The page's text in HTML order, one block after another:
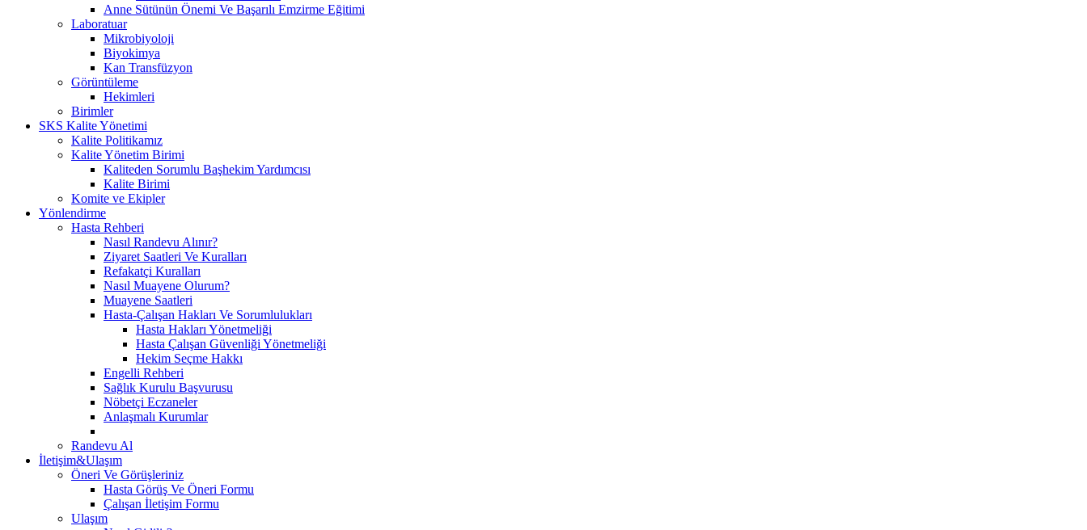
Anne Sütünün Önemi Ve Başarılı Emzirme Eğitimi
Laboratuar
Mikrobiyoloji
Biyokimya
Kan Transfüzyon
Görüntüleme
Hekimleri
Birimler
SKS Kalite Yönetimi
Kalite Politikamız
Kalite Yönetim Birimi
Kaliteden Sorumlu Başhekim Yardımcısı
Kalite Birimi
Komite ve Ekipler
Yönlendirme
Hasta Rehberi
Nasıl Randevu Alınır?
Ziyaret Saatleri Ve Kuralları
Refakatçi Kuralları
Nasıl Muayene Olurum?
Muayene Saatleri
Hasta-Çalışan Hakları Ve Sorumlulukları
Hasta Hakları Yönetmeliği
Hasta Çalışan Güvenliği Yönetmeliği
Hekim Seçme Hakkı
Engelli Rehberi
Sağlık Kurulu Başvurusu
Nöbetçi Eczaneler
Anlaşmalı Kurumlar
Randevu Al
İletişim&Ulaşım
Öneri Ve Görüşleriniz
Hasta Görüş Ve Öneri Formu
Çalışan İletişim Formu
Ulaşım